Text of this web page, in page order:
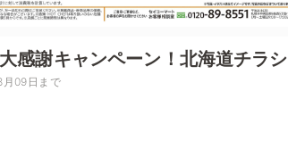
感謝キャンペーン！北海道チラシ
09日まで